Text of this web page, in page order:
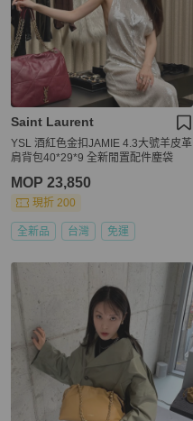
Saint Laurent
YSL 酒紅色金扣JAMIE 4.3大號羊皮革
肩背包40*29*9 全新閒置配件塵袋
MOP 23,850
現折 200
全新品 台灣 免運